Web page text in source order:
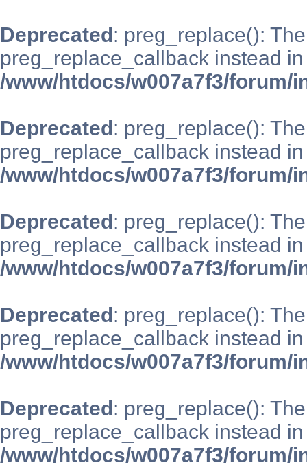
Deprecated: preg_replace():
preg_replace_callback instead in
/www/htdocs/w007a7f3/forum/
Deprecated: preg_replace():
preg_replace_callback instead in
/www/htdocs/w007a7f3/forum/
Deprecated: preg_replace():
preg_replace_callback instead in
/www/htdocs/w007a7f3/forum/
Deprecated: preg_replace():
preg_replace_callback instead in
/www/htdocs/w007a7f3/forum/
Deprecated: preg_replace():
preg_replace_callback instead in
/www/htdocs/w007a7f3/forum/